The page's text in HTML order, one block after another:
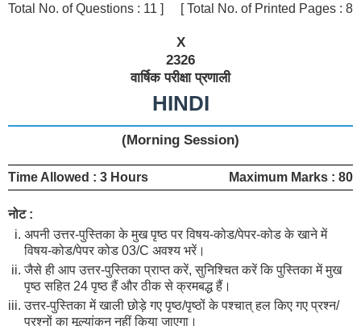
Total No. of Questions : 11 ]
[ Total No. of Printed Pages : 8
X
2326
वार्षिक परीक्षा प्रणाली
HINDI
(Morning Session)
Time Allowed : 3 Hours Maximum Marks : 80
नोट :
अपनी उत्तर-पुस्तिका के मुख पृष्ठ पर विषय-कोड/पेपर-कोड के खाने में
विषय-कोड/पेपर कोड 03/C अवश्य भरें।
जैसे ही आप उत्तर-पुस्तिका प्राप्त करें, सुनिश्चित करें कि पुस्तिका में मुख
पृष्ठ सहित 24 पृष्ठ हैं और ठीक से क्रमबद्ध हैं।
उत्तर-पुस्तिका में खाली छोड़े गए पृष्ठ/पृष्ठों के पश्चात् हल किए गए प्रश्न/
प्रश्नों का मूल्यांकन नहीं किया जाएगा।